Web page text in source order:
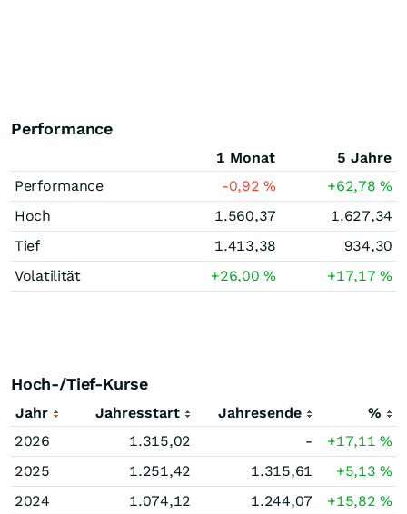
Performance
1 Monat
5 Jahre
Performance
-0,92% +62,78%
Hoch
1.560,37
1.627,34
Tief
1.413,38
934,30
Volatilität
+26,00% +17,17%
Hoch-/Tief-Kurse
Jahr Jahresstart Jahresende
%
2026
1.315,02 - +17,11%
2025
1.251,42 1.315,61 +5,13%
2024
1.074,12 1.244,07 +15,82%